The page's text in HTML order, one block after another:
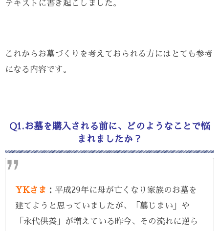
テキストに書き起こしました。
これからお墓づくりを考えておられる方にはとても参考
になる内容です。
Q1.お墓を購入される前に、どのようなことで悩
まれましたか？
YKさま ：平成29年に母が亡くなり家族のお墓を
建てようと思っていましたが、「墓じまい」や
「永代供養」が増えている昨今、その流れに逆ら